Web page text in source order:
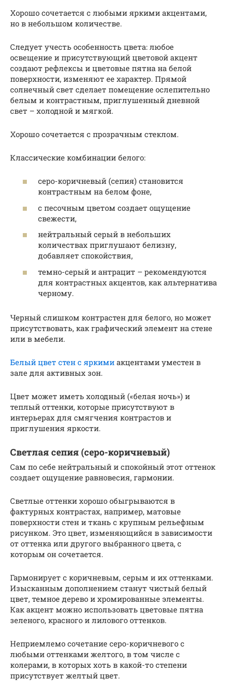
Хорошо сочетается с любыми яркими акцентами,
но в небольшом количестве.
Следует учесть особенность цвета: любое
освещение и присутствующий цветовой акцент
создают рефлексы и цветовые пятна на белой
поверхности, изменяют ее характер. Прямой
солнечный свет сделает помещение ослепительно
белым и контрастным, приглушенный дневной
свет – холодной и мягкой.
Хорошо сочетается с прозрачным стеклом.
Классические комбинации белого:
серо-коричневый (сепия) становится
контрастным на белом фоне,
с песочным цветом создает ощущение
свежести,
нейтральный серый в небольших
количествах приглушают белизну,
добавляет спокойствия,
темно-серый и антрацит – рекомендуются
для контрастных акцентов, как альтернатива
черному.
Черный слишком контрастен для белого, но может
присутствовать, как графический элемент на стене
или в мебели.
Белый цвет стен с яркими акцентами уместен в
зале для активных зон.
Цвет может иметь холодный («белая ночь») и
теплый оттенки, которые присутствуют в
интерьерах для смягчения контрастов и
приглушения яркости.
Светлая сепия (серо-коричневый)
Сам по себе нейтральный и спокойный этот оттенок
создает ощущение равновесия, гармонии.
Светлые оттенки хорошо обыгрываются в
фактурных контрастах, например, матовые
поверхности стен и ткань с крупным рельефным
рисунком. Это цвет, изменяющийся в зависимости
от оттенка или другого выбранного цвета, с
которым он сочетается.
Гармонирует с коричневым, серым и их оттенками.
Изысканным дополнением станут чистый белый
цвет, темное дерево и хромированные элементы.
Как акцент можно использовать цветовые пятна
зеленого, красного и лилового оттенков.
Неприемлемо сочетание серо-коричневого с
любыми оттенками желтого, в том числе с
колерами, в которых хоть в какой-то степени
присутствует желтый цвет.